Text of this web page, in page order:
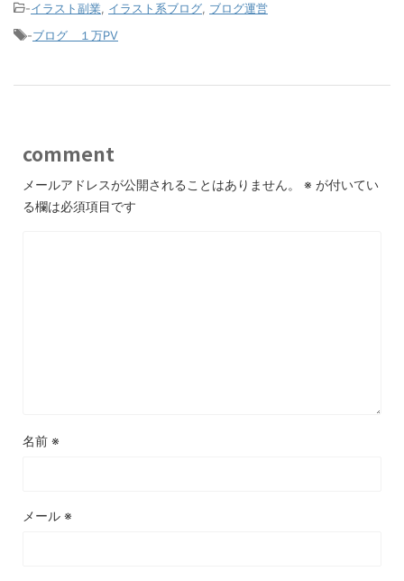
-イラスト副業, イラスト系ブログ, ブログ運営
-ブログ １万PV
comment
メールアドレスが公開されることはありません。 ※ が付いてい
る欄は必須項目です
名前 ※
メール ※